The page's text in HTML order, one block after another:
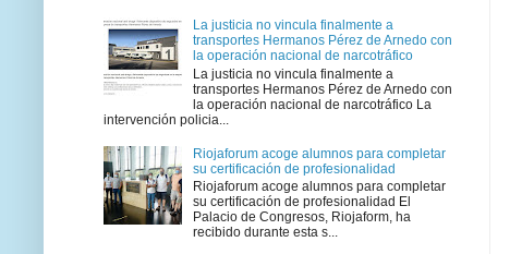
La justicia no vincula finalmente a
transportes Hermanos Pérez de Arnedo con
la operación nacional de narcotráfico
La justicia no vincula finalmente a
transportes Hermanos Pérez de Arnedo con
la operación nacional de narcotráfico La
intervención policia...
Riojaforum acoge alumnos para completar
su certificación de profesionalidad
Riojaforum acoge alumnos para completar
su certificación de profesionalidad El
Palacio de Congresos, Riojaform, ha
recibido durante esta s...